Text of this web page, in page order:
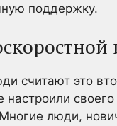
поддержку.
считают это
настроили
Многие люди,